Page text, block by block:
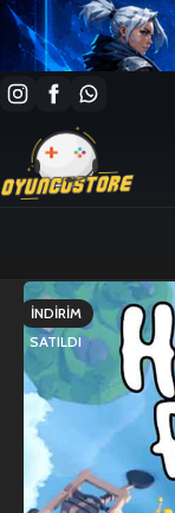
İNDIRIM
SATILDI